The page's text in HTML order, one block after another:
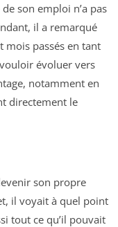
son emploi n’a pas
il a remarqué
passés en tant
évoluer vers
notamment en
directement le
son propre
il voyait à quel point
tout ce qu’il pouvait